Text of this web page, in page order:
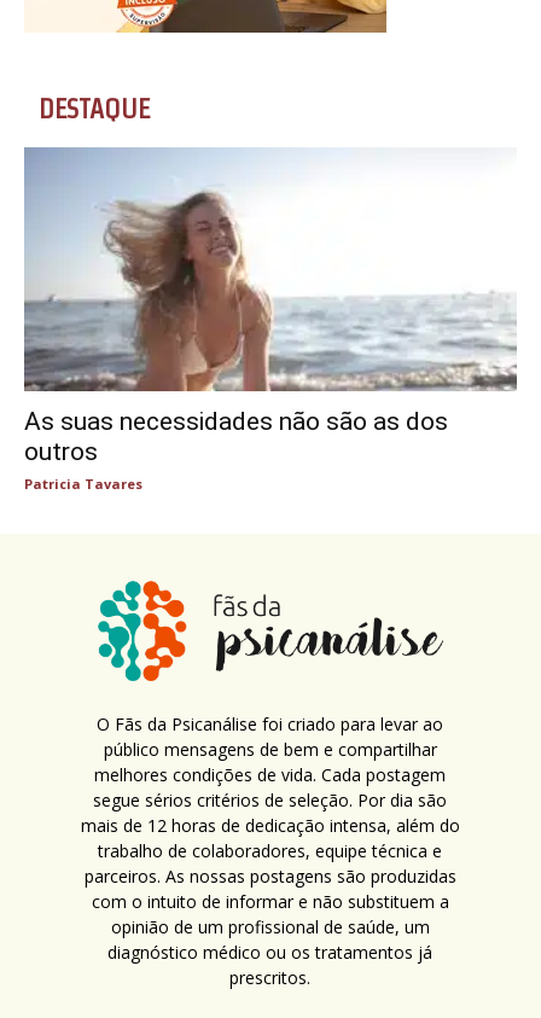
DESTAQUE
As suas necessidades não são as dos
outros
Patricia Tavares
O Fãs da Psicanálise foi criado para levar ao
público mensagens de bem e compartilhar
melhores condições de vida. Cada postagem
segue sérios critérios de seleção. Por dia são
mais de 12 horas de dedicação intensa, além do
trabalho de colaboradores, equipe técnica e
parceiros. As nossas postagens são produzidas
com o intuito de informar e não substituem a
opinião de um profissional de saúde, um
diagnóstico médico ou os tratamentos já
prescritos.